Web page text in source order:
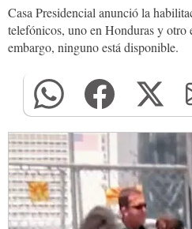
Casa Presidencial anunció la
telefónicos, uno en Honduras y otro
embargo, ninguno está disponible.